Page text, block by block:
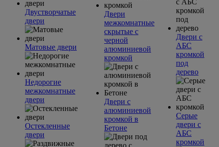
Двустворчатые
двери
Матовые двери
Недорогие
межкомнатные
двери
Остекленные
двери
Двери
межкомнатные
скрытые с
черной
алюминиевой
кромкой
Двери с
алюминиевой
кромкой в
Бетоне
Двери с
АБС
кромкой
под
дерево
Серые
двери с
АБС
кромкой